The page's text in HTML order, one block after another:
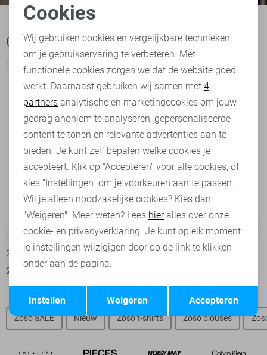
Ook het bekijken waard
-50%
Zoso T-shirt
25,00
-50%
Zoso T-shirt
Zoso SALE Nieuw Zoso t-shirts Zoso blouses
Noodzakelijke cookies
Personalisatie cookies
Analytische cookies
Marketing cookies
Terug Opslaan
Cookies
Wij gebruiken cookies en vergelijkbare technieken
om je gebruikservaring te verbeteren. Met
functionele cookies zorgen we dat de website goed
werkt. Daarnaast gebruiken wij samen met 4
partners analytische en marketingcookies om jouw
gedrag anoniem te analyseren, gepersonaliseerde
content te tonen en relevante advertenties aan te
bieden. Je kunt zelf bepalen welke cookies je
accepteert. Klik op "Accepteren" voor alle cookies, of
kies "Instellingen" om je voorkeuren aan te passen.
Wil je alleen noodzakelijke cookies? Kies dan
"Weigeren". Meer weten? Lees hieralles over onze
cookie- en privacyverklaring. Je kunt op elk moment
je instellingen wijzigigen door op de link te klikken
onder aan de pagina.
Accepteren
Weigeren
Instellen